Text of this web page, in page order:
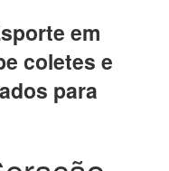
em
coletes e
para